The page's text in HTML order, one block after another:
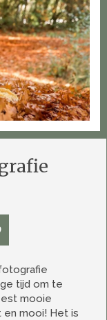
tijd om te
mooie
en mooi! Het is